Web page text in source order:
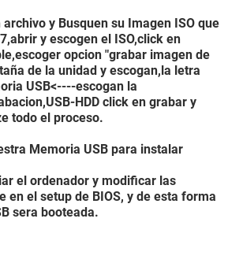
y Busquen su Imagen ISO que
y escogen el ISO,click en
opcion "grabar imagen de
de la unidad y escogan,la letra
USB<----escogan la
HDD click en grabar y
todo el proceso.
Memoria USB para instalar
el ordenador y modificar las
en el setup de BIOS, y de esta forma
sera booteada.